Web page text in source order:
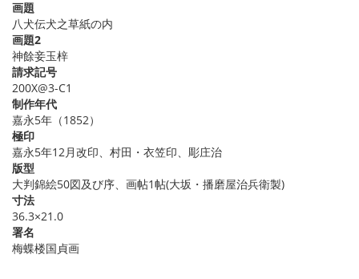
画題
八犬伝犬之草紙の内
画題2
神餘妾玉梓
請求記号
200X@3-C1
制作年代
嘉永5年（1852）
極印
嘉永5年12月改印、村田・衣笠印、彫庄治
版型
大判錦絵50図及び序、画帖1帖(大坂・播磨屋治兵衛製)
寸法
36.3×21.0
署名
梅蝶楼国貞画